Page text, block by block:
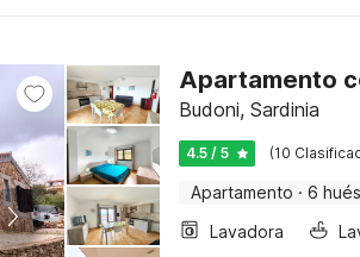
Apartamento
Budoni, Sardinia
4.5 / 5 (10
Apartamento · 6
Lavadora